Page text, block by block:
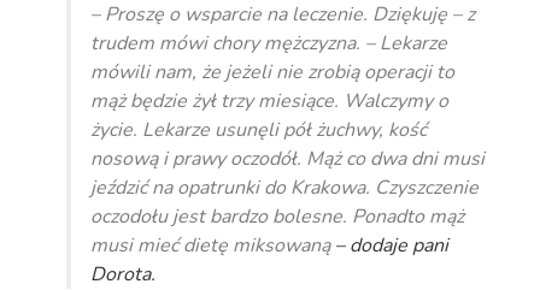
– Proszę o wsparcie na leczenie. Dziękuję – z
trudem mówi chory mężczyzna. – Lekarze
mówili nam, że jeżeli nie zrobią operacji to
mąż będzie żył trzy miesiące. Walczymy o
życie. Lekarze usunęli pół żuchwy, kość
nosową i prawy oczodół. Mąż co dwa dni musi
jeździć na opatrunki do Krakowa. Czyszczenie
oczodołu jest bardzo bolesne. Ponadto mąż
musi mieć dietę miksowaną– dodaje pani
Dorota.